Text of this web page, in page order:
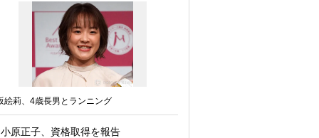
絵莉、4歳長男とランニング
小原正子、資格取得を報告